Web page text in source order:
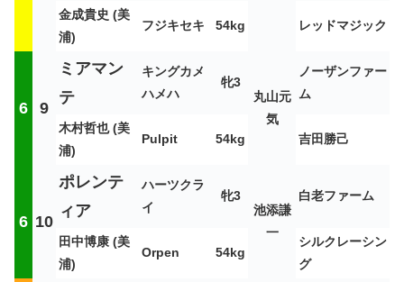
金成貴史 (美
浦)
フジキセキ 54kg レッドマジック
6 9
ミアマン
テ
キングカメ
ハメハ
牝3
丸山元
気
ノーザンファー
ム
木村哲也 (美
浦)
Pulpit 54kg 吉田勝己
6 10
ポレンテ
ィア
ハーツクラ
イ
牝3
池添謙
一
白老ファーム
田中博康 (美
浦)
Orpen 54kg
シルクレーシン
グ